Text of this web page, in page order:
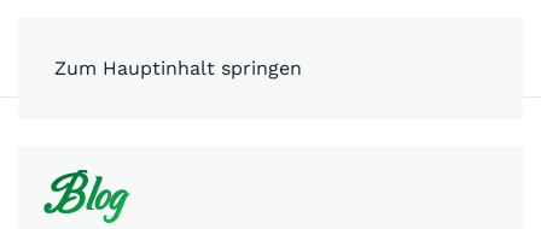
Zum Hauptinhalt springen
Blog